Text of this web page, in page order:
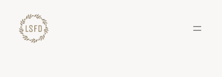
konten